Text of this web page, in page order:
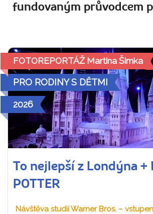
fundovaným průvodcem
FOTOREPORTÁŽ Martina Šimka
PRO RODINY S DĚTMI
2026
To nejlepší z Londýna +
POTTER
Návštěva studií Warner Bros. –